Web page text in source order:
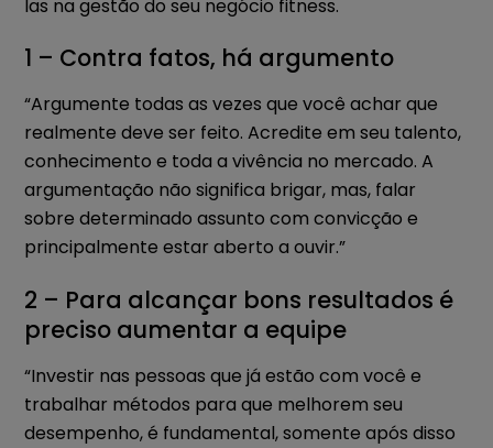
las na gestão do seu negócio fitness.
1 – Contra fatos, há argumento
“Argumente todas as vezes que você achar que
realmente deve ser feito. Acredite em seu talento,
conhecimento e toda a vivência no mercado. A
argumentação não significa brigar, mas, falar
sobre determinado assunto com convicção e
principalmente estar aberto a ouvir.”
2 – Para alcançar bons resultados é
preciso aumentar a equipe
“Investir nas pessoas que já estão com você e
trabalhar métodos para que melhorem seu
desempenho, é fundamental, somente após disso